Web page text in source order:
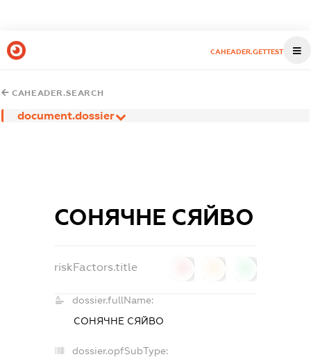
CAHEADER.GETTEST
CAHEADER.SEARCH
document.dossier
СОНЯЧНЕ СЯЙВО
riskFactors.title
dossier.fullName:
СОНЯЧНЕ СЯЙВО
dossier.opfSubType: